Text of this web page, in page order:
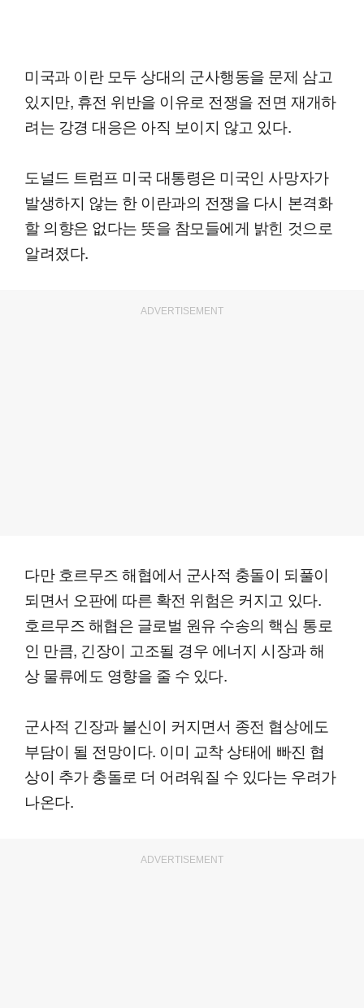
미국과 이란 모두 상대의 군사행동을 문제 삼고
있지만, 휴전 위반을 이유로 전쟁을 전면 재개하
려는 강경 대응은 아직 보이지 않고 있다.
도널드 트럼프 미국 대통령은 미국인 사망자가
발생하지 않는 한 이란과의 전쟁을 다시 본격화
할 의향은 없다는 뜻을 참모들에게 밝힌 것으로
알려졌다.
ADVERTISEMENT
다만 호르무즈 해협에서 군사적 충돌이 되풀이
되면서 오판에 따른 확전 위험은 커지고 있다.
호르무즈 해협은 글로벌 원유 수송의 핵심 통로
인 만큼, 긴장이 고조될 경우 에너지 시장과 해
상 물류에도 영향을 줄 수 있다.
군사적 긴장과 불신이 커지면서 종전 협상에도
부담이 될 전망이다. 이미 교착 상태에 빠진 협
상이 추가 충돌로 더 어려워질 수 있다는 우려가
나온다.
ADVERTISEMENT